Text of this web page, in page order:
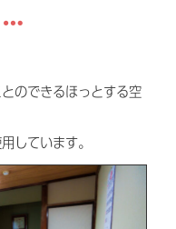
のできるほっとする空
しています。